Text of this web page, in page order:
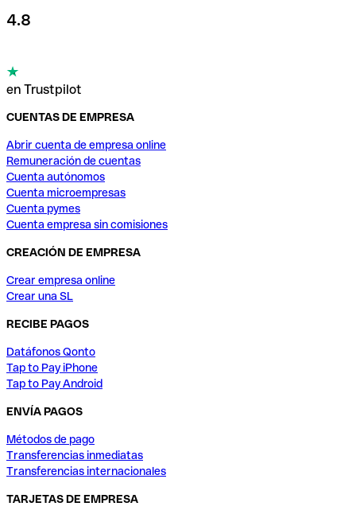
4.8
en Trustpilot
CUENTAS DE EMPRESA
Abrir cuenta de empresa online
Remuneración de cuentas
Cuenta autónomos
Cuenta microempresas
Cuenta pymes
Cuenta empresa sin comisiones
CREACIÓN DE EMPRESA
Crear empresa online
Crear una SL
RECIBE PAGOS
Datáfonos Qonto
Tap to Pay iPhone
Tap to Pay Android
ENVÍA PAGOS
Métodos de pago
Transferencias inmediatas
Transferencias internacionales
TARJETAS DE EMPRESA